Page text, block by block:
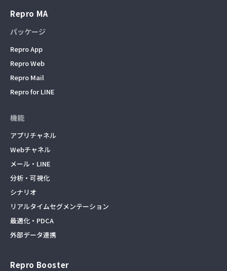
Repro MA
パッケージ
Repro App
Repro Web
Repro Mail
Repro for LINE
機能
アプリチャネル
Webチャネル
メール・LINE
分析・可視化
シナリオ
リアルタイムセグメンテーション
最適化・PDCA
外部データ連携
Repro Booster